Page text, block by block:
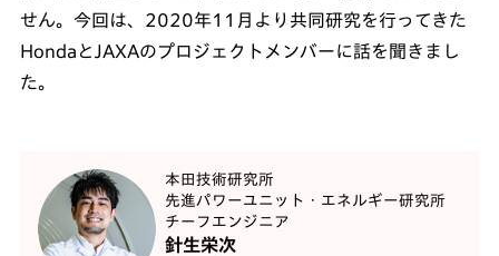
せん。今回は、2020年11月より共同研究を行ってきた
HondaとJAXAのプロジェクトメンバーに話を聞きまし
た。
本田技術研究所
先進パワーユニット・エネルギー研究所
チーフエンジニア
針生栄次